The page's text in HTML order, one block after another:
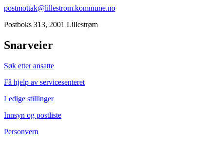
postmottak@lillestrom.kommune.no
Postboks 313, 2001 Lillestrøm
Snarveier
Søk etter ansatte
Få hjelp av servicesenteret
Ledige stillinger
Innsyn og postliste
Personvern